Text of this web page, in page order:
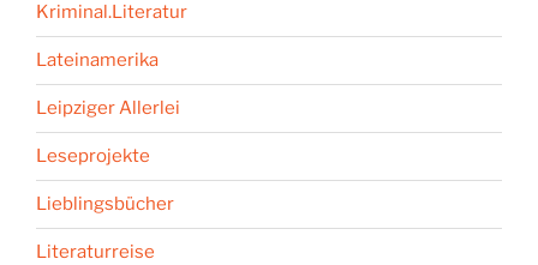
Kriminal.Literatur
Lateinamerika
Leipziger Allerlei
Leseprojekte
Lieblingsbücher
Literaturreise